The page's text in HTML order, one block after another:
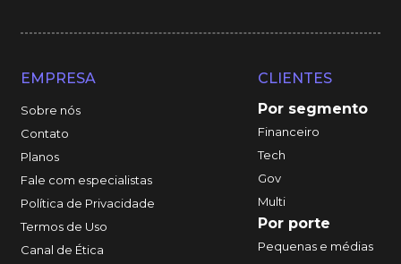
EMPRESA
Sobre nós
Contato
Planos
Fale com especialistas
Política de Privacidade
Termos de Uso
Canal de Ética
CLIENTES
Por segmento
Financeiro
Tech
Gov
Multi
Por porte
Pequenas e médias